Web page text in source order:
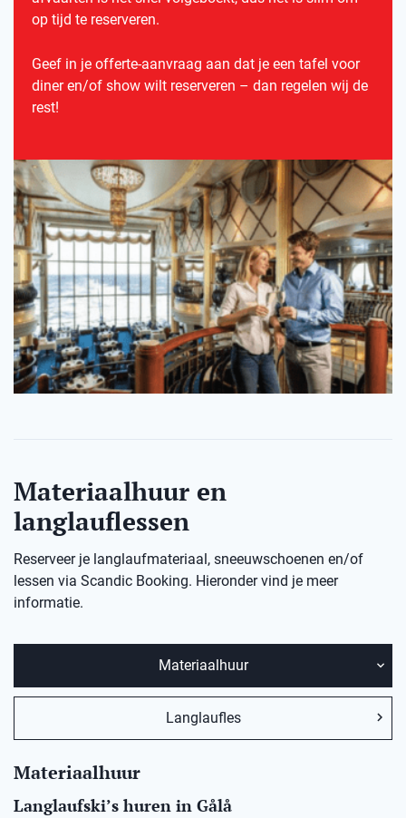
op tijd te reserveren.
Geef in je offerte-aanvraag aan dat je een tafel voor
diner en/of show wilt reserveren – dan regelen wij de
rest!
Materiaalhuur en
langlauflessen
Reserveer je langlaufmateriaal, sneeuwschoenen en/of
lessen via Scandic Booking. Hieronder vind je meer
informatie.
Materiaalhuur
Langlaufles
Materiaalhuur
Langlaufski’s huren in Gålå